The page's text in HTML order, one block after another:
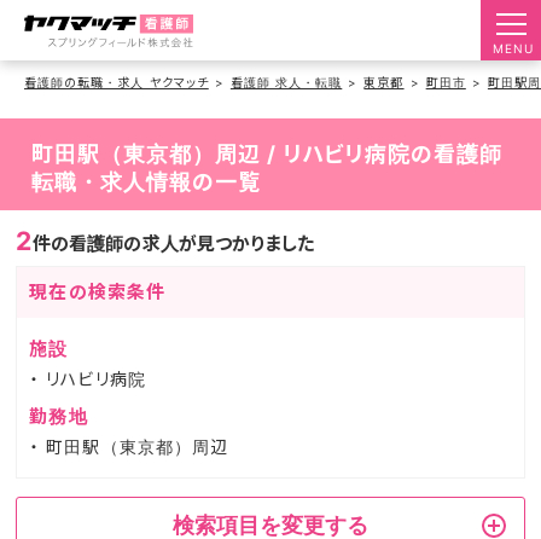
MENU
看護師の転職・求人 ヤクマッチ 看護師 求人・転職 東京都 町田市 町田駅
町田駅（東京都）周辺 / リハビリ病院の看護師
転職・求人情報の一覧
2件の看護師の求人が見つかりました
現在の検索条件
施設
リハビリ病院
勤務地
町田駅（東京都）周辺
検索項目を変更する